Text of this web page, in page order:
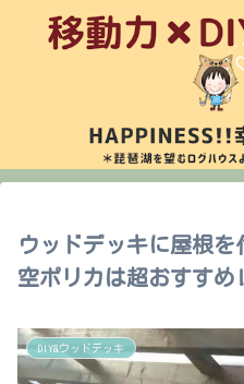
ウッドデッキに屋根
空ポリカは超おすすめ!
DIY&ウッドデッキ